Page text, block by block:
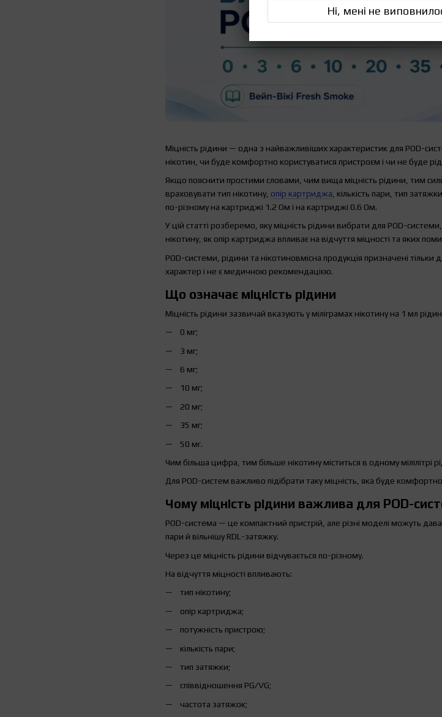
Міцність рідини — одна з найважливіших характеристик для POD-
нікотин, чи буде комфортно користуватися пристроєм і чи не буде
Якщо пояснити простими словами, чим вища міцність рідини, тим
враховувати тип нікотину, опір картриджа , кількість пари, тип
по-різному на картриджі 1.2 Ом і на картриджі 0.6 Ом.
У цій статті розберемо, яку міцність рідини вибрати для POD-
нікотину, як опір картриджа впливає на відчуття міцності та яких
POD-системи, рідини та нікотиновмісна продукція призначені
характер і не є медичною рекомендацією.
Що означає міцність рідини
Міцність рідини зазвичай вказують у міліграмах нікотину на 1 мл
0 мг;
3 мг;
6 мг;
10 мг;
20 мг;
35 мг;
50 мг.
Чим більша цифра, тим більше нікотину міститься в одному
Для POD-систем важливо підібрати таку міцність, яка буде
Чому міцність рідини важлива для POD-
POD-система — це компактний пристрій, але різні моделі можуть
пари й вільнішу RDL-затяжку.
Через це міцність рідини відчувається по-різному.
На відчуття міцності впливають:
тип нікотину;
опір картриджа;
потужність пристрою;
кількість пари;
тип затяжки;
співвідношення PG/VG;
частота затяжок;
Ні, мені не